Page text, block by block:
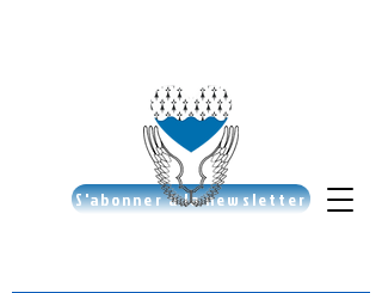
S'abonner à la newsletter